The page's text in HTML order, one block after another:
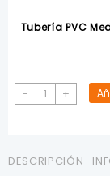
Tubería PVC
-
Sifón
PVC
S/Registro
+
DESCRIPCIÓN